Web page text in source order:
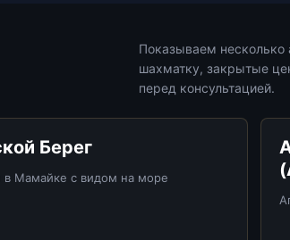
Показываем
шахматку, закрытые
перед консультацией.
Берег
в Мамайке с видом на море